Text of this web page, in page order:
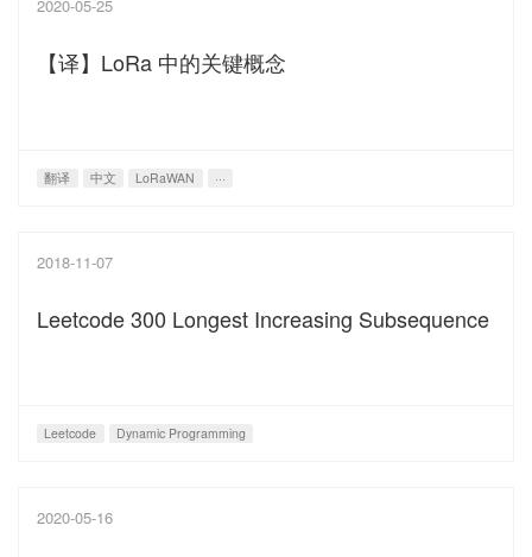
2020-05-25
【译】LoRa 中的关键概念
翻译 中文 LoRaWAN ···
2018-11-07
Leetcode 300 Longest Increasing Subsequence
Leetcode Dynamic Programming
2020-05-16